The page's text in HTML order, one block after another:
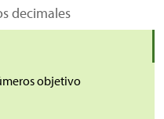
decimales
objetivo